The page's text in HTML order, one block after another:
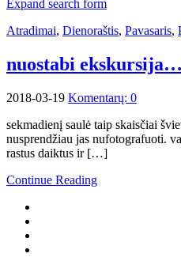
Expand search form
Atradimai, Dienoraštis, Pavasaris,
nuostabi
2018-03-19 Komentarų: 0
sekmadienį saulė taip skaisčiai
nusprendžiau jas nufotografuoti.
rastus daiktus ir […]
Continue Reading
In order for
improve the
website's
and
based on
how the
website is
Experience
In order for
our website